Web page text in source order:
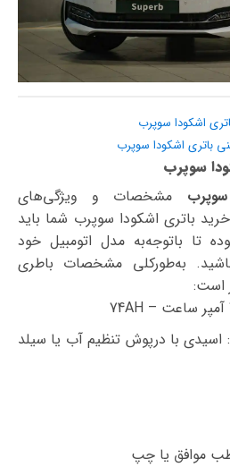
اشکودا سوپرب
باتری اشکودا سوپرب
سوپرب
مشخصات و ویژگی‌های
باتری اشکودا سوپرب شما باید
تا با‌توجه‌به مدل اتومبیل خود
به‌طورکلی مشخصات باطری
است:
اسیدی با درپوش تنظیم آب یا سیلد
موافق یا چپ